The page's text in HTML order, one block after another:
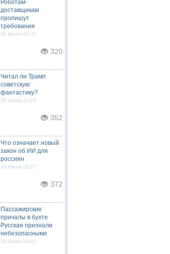
Роботам-
доставщикам
пропишут
требования
31 Июля 18:32
320
Читал ли Трамп
советскую
фантастику?
30 Июля 12:20
352
Что означает новый
закон об ИИ для
россиян
29 Июля 15:27
372
Пассажирские
причалы в бухте
Русская признали
небезопасными
28 Июля 18:43